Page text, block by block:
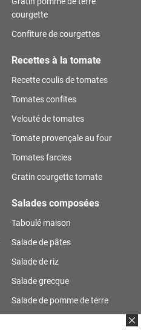
courgette
Confiture de courgettes
Recettes à la tomate
Recette coulis de tomates
Tomates confites
Velouté de tomates
Tomate provençale au four
Tomates farcies
Gratin courgette tomate
Salades composées
Taboulé maison
Salade de pâtes
Salade de riz
Salade grecque
Salade de pomme de terre